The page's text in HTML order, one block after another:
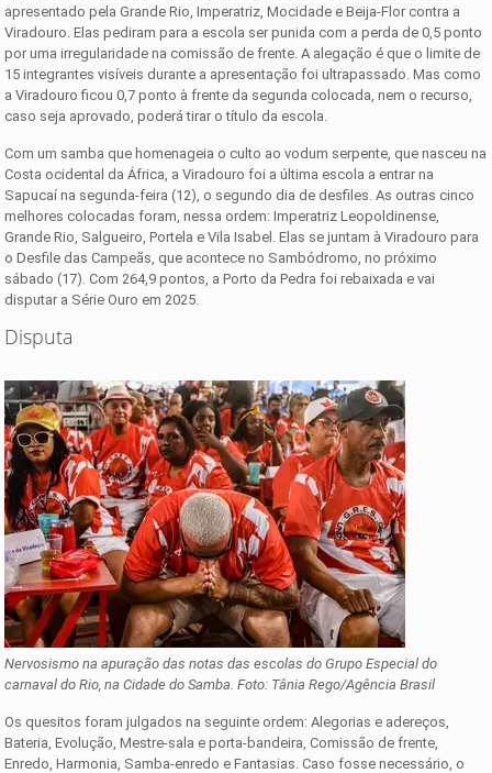
apresentado pela Grande Rio, Imperatriz, Mocidade e Beija-Flor contra a
Viradouro. Elas pediram para a escola ser punida com a perda de 0,5 ponto
por uma irregularidade na comissão de frente. A alegação é que o limite de
15 integrantes visíveis durante a apresentação foi ultrapassado. Mas como
a Viradouro ficou 0,7 ponto à frente da segunda colocada, nem o recurso,
caso seja aprovado, poderá tirar o título da escola.
Com um samba que homenageia o culto ao vodum serpente, que nasceu na
Costa ocidental da África, a Viradouro foi a última escola a entrar na
Sapucaí na segunda-feira (12), o segundo dia de desfiles. As outras cinco
melhores colocadas foram, nessa ordem: Imperatriz Leopoldinense,
Grande Rio, Salgueiro, Portela e Vila Isabel. Elas se juntam à Viradouro para
o Desfile das Campeãs, que acontece no Sambódromo, no próximo
sábado (17). Com 264,9 pontos, a Porto da Pedra foi rebaixada e vai
disputar a Série Ouro em 2025.
Disputa
Nervosismo na apuração das notas das escolas do Grupo Especial do
carnaval do Rio, na Cidade do Samba. Foto: Tânia Rego/Agência Brasil
Os quesitos foram julgados na seguinte ordem: Alegorias e adereços,
Bateria, Evolução, Mestre-sala e porta-bandeira, Comissão de frente,
Enredo, Harmonia, Samba-enredo e Fantasias. Caso fosse necessário, o